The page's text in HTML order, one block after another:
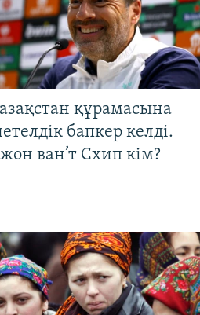
құрамасына
бапкер келді.
ван’т Схип кім?